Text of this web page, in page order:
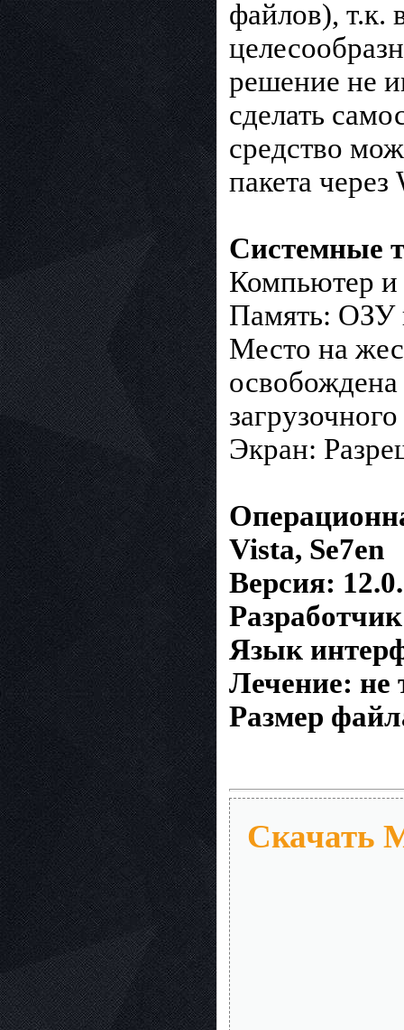
файлов), т.к.
решение не
сделать
средство
пакета
Системные
Компьютер и
Память: ОЗУ
Место на
освобождена
Экран:
Vista, Se7en
Версия:
Язык
Лечение: не
Размер
Скачать